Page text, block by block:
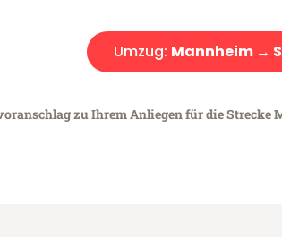
Umzug: Mannheim →
zu Ihrem Anliegen für die